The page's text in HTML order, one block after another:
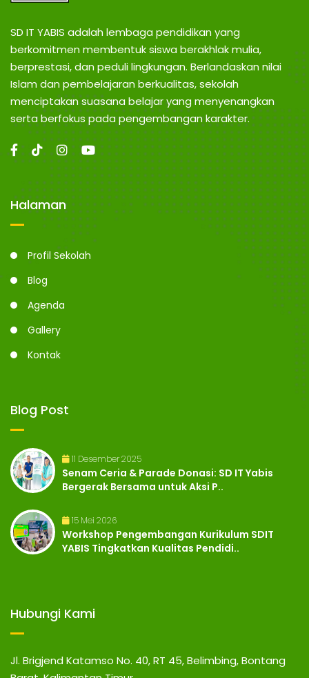
SD IT YABIS adalah lembaga pendidikan yang
berkomitmen membentuk siswa berakhlak mulia,
berprestasi, dan peduli lingkungan. Berlandaskan nilai
Islam dan pembelajaran berkualitas, sekolah
menciptakan suasana belajar yang menyenangkan
serta berfokus pada pengembangan karakter.
Halaman
Profil Sekolah
Blog
Agenda
Gallery
Kontak
Blog Post
11 Desember 2025
Senam Ceria & Parade Donasi: SD IT Yabis
Bergerak Bersama untuk Aksi P..
15 Mei 2026
Workshop Pengembangan Kurikulum SDIT
YABIS Tingkatkan Kualitas Pendidi..
Hubungi Kami
Jl. Brigjend Katamso No. 40, RT 45, Belimbing, Bontang